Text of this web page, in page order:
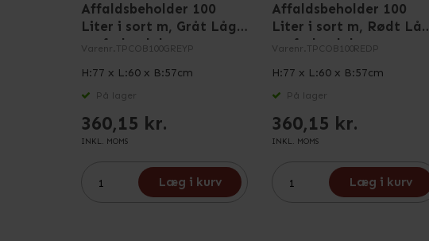
Affaldsbeholder 100
Liter i sort m, Gråt Låg
og fodpedal
Varenr. TPCOB100GREYP
H:77 x L:60 x B:57cm
På lager
360,15 kr.
INKL. MOMS
Læg i kurv
Affaldsbeholder 100
Liter i sort m, Rødt Låg
og fodpedal
Varenr. TPCOB100REDP
H:77 x L:60 x B:57cm
På lager
360,15 kr.
INKL. MOMS
Læg i kurv